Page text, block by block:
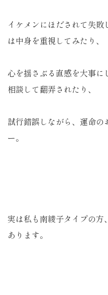
イケメンにほだされて失
は中身を重視してみたり、
心を揺さぶる直感を大事に
相談して翻弄されたり、
試行錯誤しながら、運命の
ー。
実は私も南綾子タイプの
あります。